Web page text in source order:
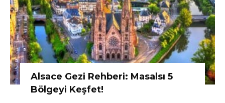
Alsace Gezi Rehberi: Masalsı 5
Bölgeyi Keşfet!